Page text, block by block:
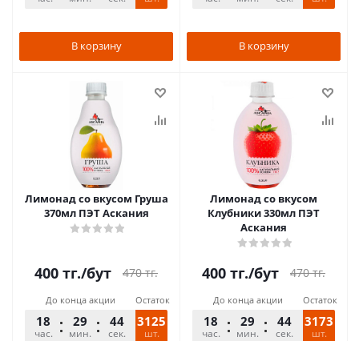
В корзину В корзину
Лимонад со вкусом Груша
370мл ПЭТ Аскания
400 тг./бут 470тг.
До конца акции
18
час.
29
мин.
44
сек.
Остаток
3125
шт.
Лимонад со вкусом
Клубники 330мл ПЭТ
Аскания
400 тг./бут 470тг.
До конца акции
18
час.
29
мин.
44
сек.
Остаток
3173
шт.